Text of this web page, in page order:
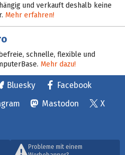
und verkauft deshalb keine
Mehr erfahren!
schnelle, flexible und
Mehr dazu!
Bluesky
Facebook
Mastodon
X
Probleme mit einem